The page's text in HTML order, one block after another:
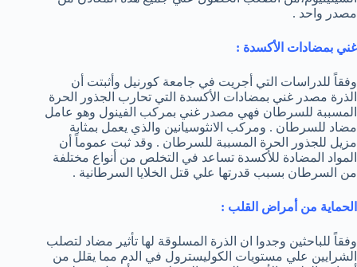
مصدر واحد .
غني بمضادات الأكسدة :
وفقاً للدراسات التي أجريت في جامعة كورنيل وأثبتت أن
الذرة مصدر غني بمضادات الأكسدة التي تحارب الجذور الحرة
المسببة للسرطان فهي مصدر غني بمركب الفينول وهو عامل
مضاد للسرطان . ومركب الانثوسيانين والذي يعمل بمثابة
مزيل للجذور الحرة المسببة للسرطان . وقد ثبت عموماً أن
المواد المضادة للأكسدة تساعد في التخلص من أنواع مختلفة
من السرطان بسبب قدرتها علي قتل الخلايا السرطانية .
الحماية من أمراض القلب :
وفقاً للباحثين وجدوا ان الذرة المسلوقة لها تأثير مضاد لتصلب
الشرايين علي مستويات الكوليسترول في الدم مما يقلل من